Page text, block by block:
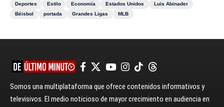
Deportes
Estilo Economía Estados Unidos
Luis Abinader
Béisbol
portada Grandes Ligas MLB
Somos una multiplataforma que ofrece contenidos informativos y
televisivos. El medio noticioso de mayor crecimiento en audiencia en